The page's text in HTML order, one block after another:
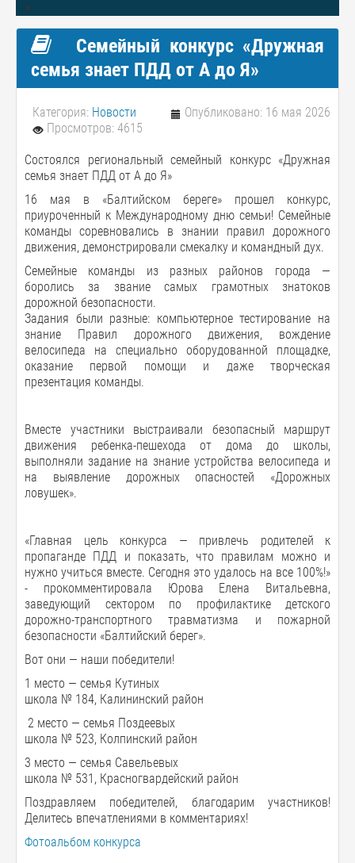
Семейный конкурс «Дружная
семья знает ПДД от А до Я»
Категория: Новости
Опубликовано: 16 мая 2026
Просмотров: 4615
Состоялся региональный семейный конкурс «Дружная
семья знает ПДД от А до Я»
16 мая в «Балтийском береге» прошел конкурс,
приуроченный к Международному дню семьи! Семейные
команды соревновались в знании правил дорожного
движения, демонстрировали смекалку и командный дух.
Семейные команды из разных районов города —
боролись за звание самых грамотных знатоков
дорожной безопасности.
Задания были разные: компьютерное тестирование на
знание Правил дорожного движения, вождение
велосипеда на специально оборудованной площадке,
оказание первой помощи и даже творческая
презентация команды.
Вместе участники выстраивали безопасный маршрут
движения ребенка-пешехода от дома до школы,
выполняли задание на знание устройства велосипеда и
на выявление дорожных опасностей «Дорожных
ловушек».
«Главная цель конкурса — привлечь родителей к
пропаганде ПДД и показать, что правилам можно и
нужно учиться вместе. Сегодня это удалось на все 100%!»
- прокомментировала Юрова Елена Витальевна,
заведующий сектором по профилактике детского
дорожно-транспортного травматизма и пожарной
безопасности «Балтийский берег».
Вот они — наши победители!
1 место — семья Кутиных
школа № 184, Калининский район
2 место — семья Поздеевых
школа № 523, Колпинский район
3 место — семья Савельевых
школа № 531, Красногвардейский район
Поздравляем победителей, благодарим участников!
Делитесь впечатлениями в комментариях!
Фотоальбом конкурса